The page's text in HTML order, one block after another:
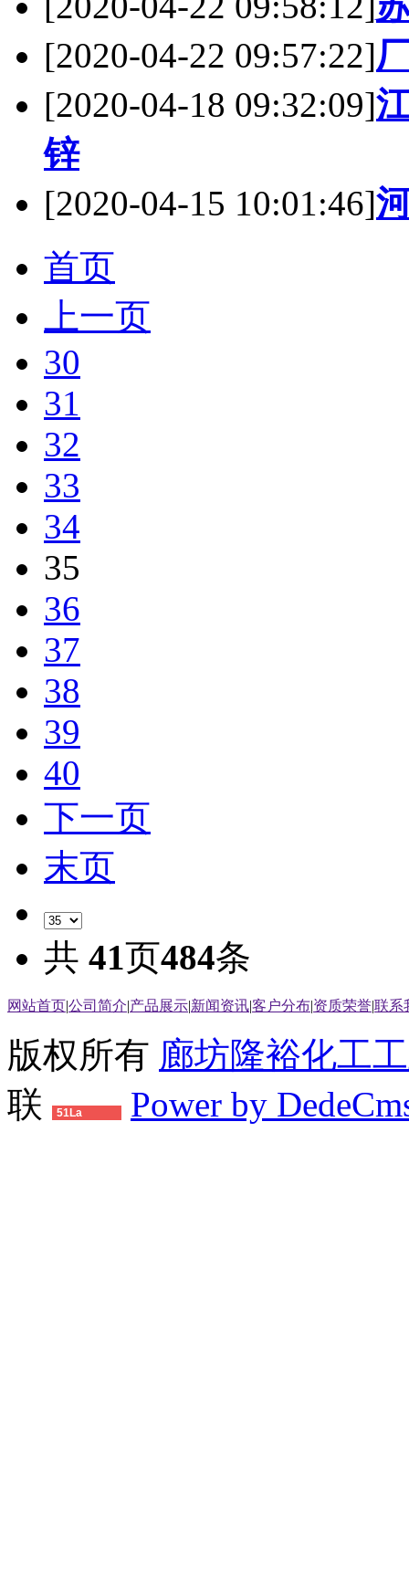
[2020-04-22 09:57:22]
[2020-04-18 09:32:09]
锌
[2020-04-15 10:01:46]
首页
上一页
30
31
32
33
34
35
36
37
38
39
40
下一页
末页
共 41页484条
网站首页|公司简介|产品展示|新闻资讯|客户分布|资质荣誉|联系
版权所有 廊坊隆裕化工
联
51La Power by